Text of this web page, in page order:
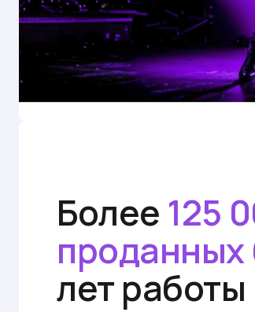
Более 125
проданных
лет работы